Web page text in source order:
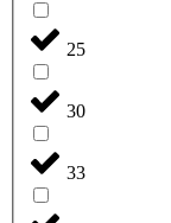
25
30
33